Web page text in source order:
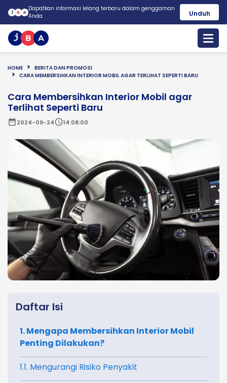
Dapatkan informasi lelang terbaru dalam genggaman
Anda
Unduh
HOME
BERITA DAN PROMOSI
CARA MEMBERSIHKAN INTERIOR MOBIL AGAR TERLIHAT SEPERTI BARU
Cara Membersihkan Interior Mobil agar
Terlihat Seperti Baru
date_range2024-09-24schedule14:08:00
Daftar Isi
1. Mengapa Membersihkan Interior Mobil
Penting Dilakukan?
1.1. Mengurangi Risiko Penyakit